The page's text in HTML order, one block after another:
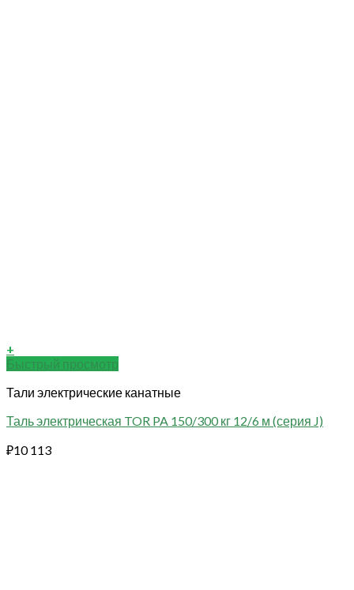
+
Быстрый просмотр
Тали электрические канатные
Таль электрическая TOR PA 150/300 кг 12/6 м (серия J)
₽10 113